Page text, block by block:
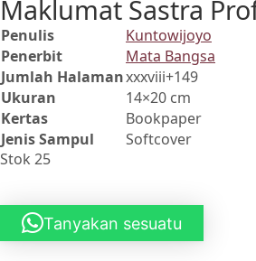
Maklumat Sastra
Penulis
Kuntowijoyo
Penerbit
Mata Bangsa
Jumlah Halamanxxxviii+149
Ukuran
14×20 cm
Kertas
Bookpaper
Jenis Sampul
Softcover
Stok 25
Tanyakan sesuatu